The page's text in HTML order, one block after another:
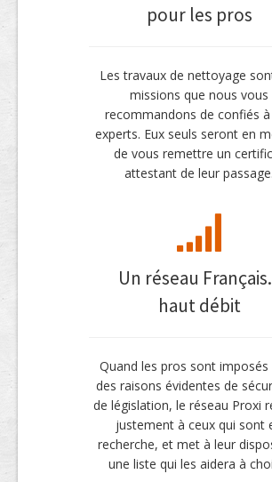
pour les pros
Les travaux de nettoyage
missions que nous vous
recommandons de confiés à
experts. Eux seuls seront en
de vous remettre un
attestant de leur passage.
Un réseau
haut débit
Quand les pros sont
des raisons évidentes de
de législation, le réseau Proxi
justement à ceux qui sont
recherche, et met à leur
une liste qui les aidera à